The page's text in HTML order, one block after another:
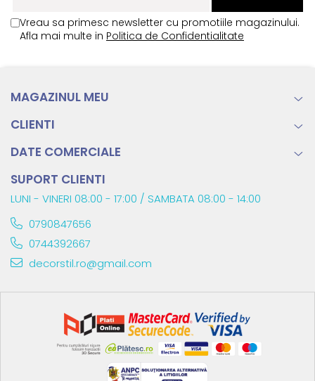
Vreau sa primesc newsletter cu promotiile magazinului.
Afla mai multe in Politica de Confidentialitate
MAGAZINUL MEU
CLIENTI
DATE COMERCIALE
SUPORT CLIENTI
LUNI - VINERI 08:00 - 17:00 / SAMBATA 08:00 - 14:00
0790847656
0744392667
decorstil.ro@gmail.com